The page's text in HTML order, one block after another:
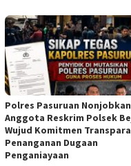
Polres Pasuruan Nonjobkan
Anggota Reskrim Polsek
Wujud Komitmen
Penanganan Dugaan
Penganiayaan